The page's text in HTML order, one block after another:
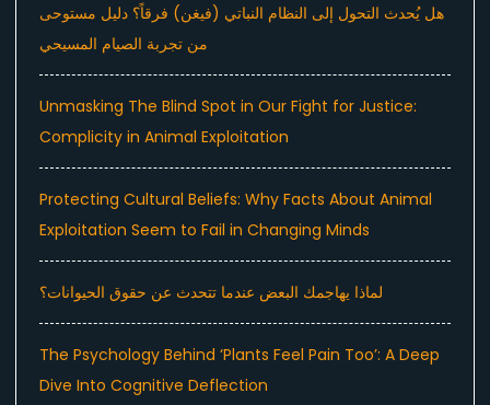
هل يُحدث التحول إلى النظام النباتي (فيغن) فرقاً؟ دليل مستوحى
من تجربة الصيام المسيحي
Unmasking The Blind Spot in Our Fight for Justice:
Complicity in Animal Exploitation
Protecting Cultural Beliefs: Why Facts About Animal
Exploitation Seem to Fail in Changing Minds
لماذا يهاجمك البعض عندما تتحدث عن حقوق الحيوانات؟
The Psychology Behind ‘Plants Feel Pain Too’: A Deep
Dive Into Cognitive Deflection